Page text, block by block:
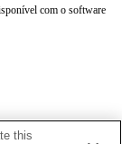
com o software
this